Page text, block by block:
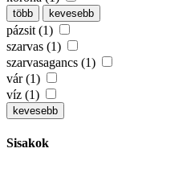
több kevesebb
pázsit (1)
szarvas (1)
szarvasagancs (1)
vár (1)
víz (1)
kevesebb
Sisakok